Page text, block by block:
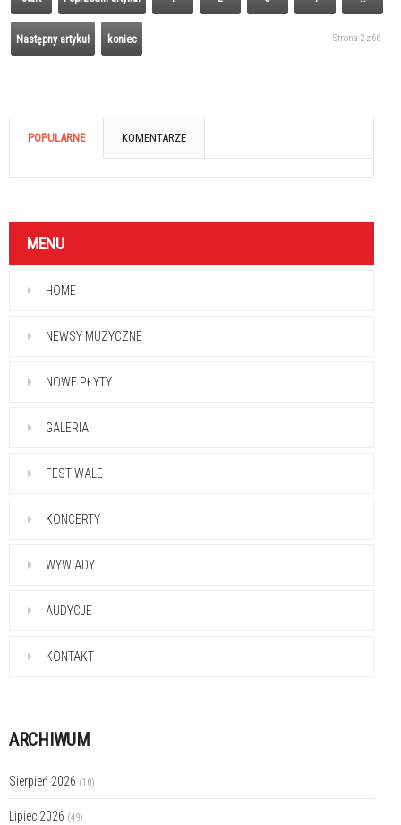
Następny artykuł koniec Strona 2 z 66
POPULARNE KOMENTARZE
MENU
HOME
NEWSY MUZYCZNE
NOWE PŁYTY
GALERIA
FESTIWALE
KONCERTY
WYWIADY
AUDYCJE
KONTAKT
ARCHIWUM
Sierpień 2026 (10)
Lipiec 2026 (49)